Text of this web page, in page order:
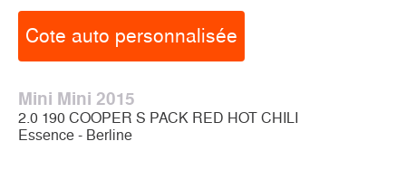
Cote auto personnalisée
Mini Mini 2015
2.0 190 COOPER S PACK RED HOT CHILI
Essence - Berline